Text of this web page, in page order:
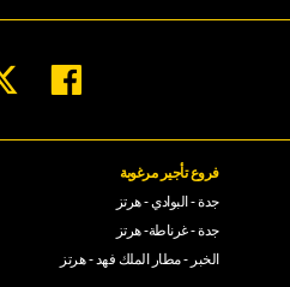
فروع تأجير مرغوبة
جدة - البوادي - هرتز
جدة - غرناطة- هرتز
الخبر - مطار الملك فهد - هرتز